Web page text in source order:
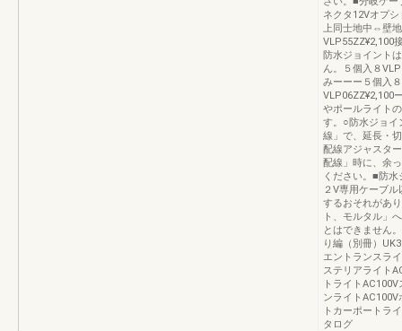
ネクタ12Vオプ
上同士地中⇔壁
VLP55ZZ¥2,100
防水ジョイント
ん。５個入８
みーーー５個入
VLP06ZZ¥2,100
やポールライト
す。○防水ジョイ
線」で、延長・
配線アジャスタ
配線」時に、余
ください。■防
２V専用ケーブ
するおそれがあ
ト、モルタル」
とはできません
り編（別冊）
エントランスラ
ステリアライト
トライト
ンライト
トカーポートラ
タログ